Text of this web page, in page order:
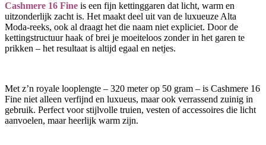
Cashmere 16 Fine is een fijn kettinggaren dat licht, warm en
uitzonderlijk zacht is. Het maakt deel uit van de luxueuze Alta
Moda-reeks, ook al draagt het die naam niet expliciet. Door de
kettingstructuur haak of brei je moeiteloos zonder in het garen te
prikken – het resultaat is altijd egaal en netjes.
Met z’n royale looplengte – 320 meter op 50 gram – is Cashmere 16
Fine niet alleen verfijnd en luxueus, maar ook verrassend zuinig in
gebruik. Perfect voor stijlvolle truien, vesten of accessoires die licht
aanvoelen, maar heerlijk warm zijn.